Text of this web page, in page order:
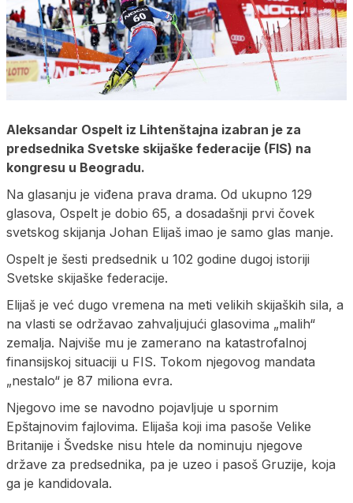
Aleksandar Ospelt iz Lihtenštajna izabran je za
predsednika Svetske skijaške federacije (FIS) na
kongresu u Beogradu.
Na glasanju je viđena prava drama. Od ukupno 129
glasova, Ospelt je dobio 65, a dosadašnji prvi čovek
svetskog skijanja Johan Elijaš imao je samo glas manje.
Ospelt je šesti predsednik u 102 godine dugoj istoriji
Svetske skijaške federacije.
Elijaš je već dugo vremena na meti velikih skijaških sila, a
na vlasti se održavao zahvaljujući glasovima „malih“
zemalja. Najviše mu je zamerano na katastrofalnoj
finansijskoj situaciji u FIS. Tokom njegovog mandata
„nestalo“ je 87 miliona evra.
Njegovo ime se navodno pojavljuje u spornim
Epštajnovim fajlovima. Elijaša koji ima pasoše Velike
Britanije i Švedske nisu htele da nominuju njegove
države za predsednika, pa je uzeo i pasoš Gruzije, koja
ga je kandidovala.